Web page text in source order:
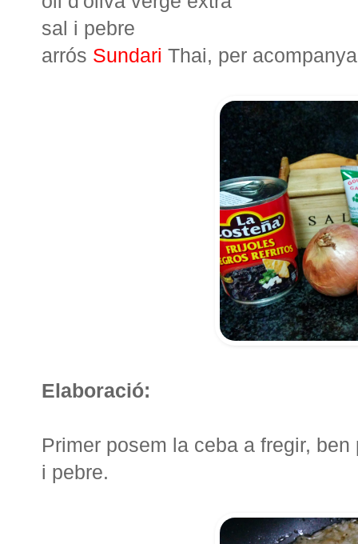
sal i pebre
arrós Sundari Thai, per
Elaboració:
Primer posem la ceba a fregir,
i pebre.